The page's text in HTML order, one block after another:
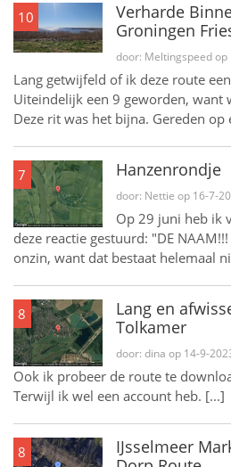
10
Verharde
Groningen
door: Meltingspeed op
Lang getwijfeld of ik deze route
Uiteindelijk een 9 geworden, want
Deze rit was het bijna. Gereden op
7 Hanzenrondje
door: Nettie op 16-7-
Op 29 juni heb ik
deze reactie gestuurd: "DE
onzin, want dat bestaat helemaal
8
Lang en
Tolkamer
door: dina op 14-9-
Ook ik probeer de route te
Terwijl ik wel een account heb. [...]
8
IJsselmeer